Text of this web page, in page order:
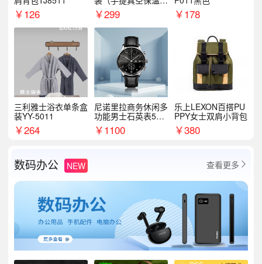
￥126
+手机挂绳）
￥299 ￥178
三利雅士浴衣单条盒
装YY-5011
￥264
尼诺里拉商务休闲多
功能男士石英表510
05
￥1100
乐上LEXON百搭PU
PPY女士双肩小背包
￥380
数码办公 NEW 查看更多 